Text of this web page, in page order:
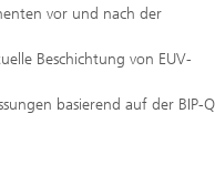
vor und nach der
Beschichtung von EUV-
basierend auf der BIP-